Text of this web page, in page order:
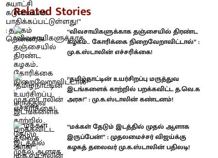
Related Stories
“விவசாயிகளுக்காக தஞ்சையில் திரண்ட
கழகம்.. கோரிக்கை நிறைவேறாவிட்டால்” :
மு.க.ஸ்டாலின் எச்சரிக்கை!
“தமிழ்நாட்டின் உயர்சிறப்பு மருத்துவ
இடங்களைக் காற்றில் பறக்கவிட்ட த.வெ.க
அரசு!” : மு.க.ஸ்டாலின் கண்டனம்!
“மக்கள் தேடும் இடத்தில் முதல் ஆளாக
இருப்பேன்!” : முதலமைச்சர் விஜய்க்கு
கழகத் தலைவர் மு.க.ஸ்டாலின் பதிலடி!